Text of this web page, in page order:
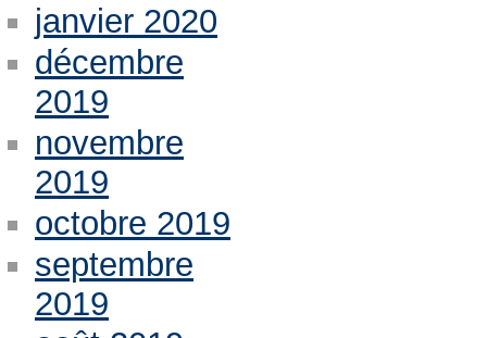
janvier 2020
décembre
2019
novembre
2019
octobre 2019
septembre
2019